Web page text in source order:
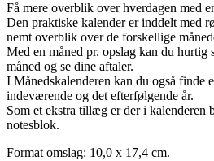
Få mere overblik over hverdagen med
Den praktiske kalender er inddelt med
nemt overblik over de forskellige
Med en måned pr. opslag kan du hurtig
måned og se dine aftaler.
I Månedskalenderen kan du også finde
indeværende og det efterfølgende år.
Som et ekstra tillæg er der i kalenderen
notesblok.
Format omslag: 10,0 x 17,4 cm.